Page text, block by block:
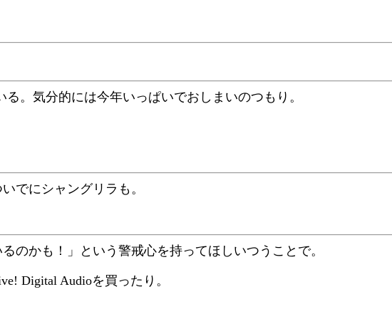
。気分的には今年いっぱいでおしまいのつもり。
でにシャングリラも。
のかも！」という警戒心を持ってほしいつうことで。
Digital Audioを買ったり。